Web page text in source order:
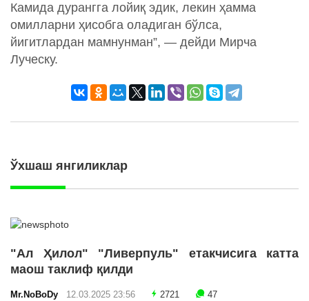
Камида дурангга лойиқ эдик, лекин ҳамма
омилларни ҳисобга оладиган бўлса,
йигитлардан мамнунман”, — дейди Мирча
Луческу.
Ўхшаш янгиликлар
"Ал Ҳилол" "Ливерпуль" етакчисига катта
маош таклиф қилди
Mr.NoBoDy 12.03.2025 23:56 2721 47